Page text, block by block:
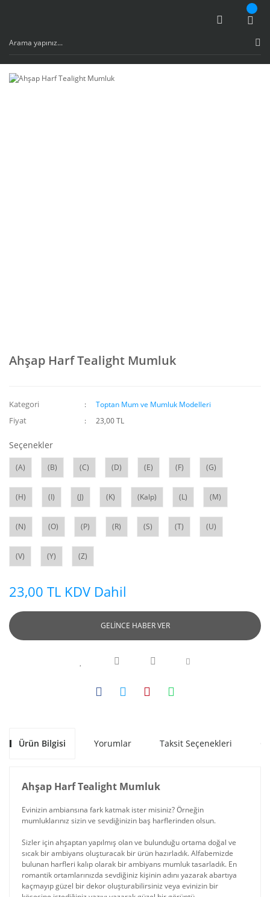
Ahşap Harf Tealight Mumluk
Kategori Toptan Mum ve Mumluk Modelleri
Fiyat 23,00 TL
Seçenekler
(A) (B) (C) (D) (E) (F) (G)
(H) (I) (J) (K) (Kalp) (L) (M)
(N) (O) (P) (R) (S) (T) (U)
(V) (Y) (Z)
23,00 TL KDV Dahil
GELİNCE HABER VER
Ürün Bilgisi Yorumlar Taksit Seçenekleri
Ahşap Harf Tealight Mumluk
Evinizin ambiansına fark katmak ister misiniz? Örneğin
mumluklarınız sizin ve sevdiğinizin baş harflerinden olsun.
Sizler için ahşaptan yapılmış olan ve bulunduğu ortama doğal ve
sıcak bir ambiyans oluşturacak bir ürün hazırladık. Alfabemizde
bulunan harfleri kalıp olarak bir ambiyans mumluk tasarladık. En
romantik ortamlarınızda sevdiğiniz kişinin adını yazarak abartıya
kaçmayıp güzel bir dekor oluşturabilirsiniz veya evinizin bir